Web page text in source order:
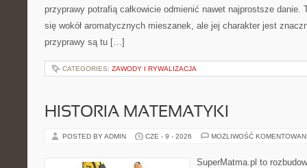
przyprawy potrafią całkowicie odmienić nawet najprostsze danie.
się wokół aromatycznych mieszanek, ale jej charakter jest
przyprawy są tu […]
CATEGORIES: ZAWODY I RYWALIZACJA
HISTORIA MATEMATYKI
POSTED BY ADMIN CZE - 9 - 2026 MOŻLIWOŚĆ
SuperMatma.pl to